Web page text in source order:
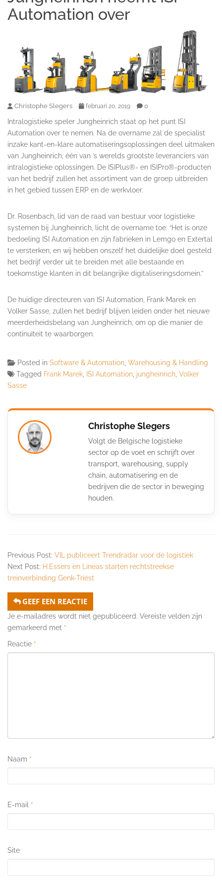
Automation over
Christophe Slegers februari 20, 2019 0
Intralogistieke speler Jungheinrich staat op het punt ISI
Automation over te nemen. Na de overname zal de specialist
inzake kant-en-klare automatiseringsoplossingen deel uitmaken
van Jungheinrich, één van ’s werelds grootste leveranciers van
intralogistieke oplossingen. De ISIPlus®- en ISIPro®-producten
van het bedrijf zullen het assortiment van de groep uitbreiden
in het gebied tussen ERP en de werkvloer.
Dr. Rosenbach, lid van de raad van bestuur voor logistieke
systemen bij Jungheinrich, licht de overname toe: “Het is onze
bedoeling ISI Automation en zijn fabrieken in Lemgo en Extertal
te versterken, en wij hebben onszelf het duidelijke doel gesteld
het bedrijf verder uit te breiden met alle bestaande en
toekomstige klanten in dit belangrijke digitaliseringsdomein.”
De huidige directeuren van ISI Automation, Frank Marek en
Volker Sasse, zullen het bedrijf blijven leiden onder het nieuwe
meerderheidsbelang van Jungheinrich, om op die manier de
continuïteit te waarborgen.
Posted in Software & Automation Warehousing & Handling
Tagged Frank Marek ISI Automation jungheinrich Volker
Sasse
Christophe Slegers
Volgt de Belgische logistieke
sector op de voet en schrijft over
transport, warehousing, supply
chain, automatisering en de
bedrijven die de sector in beweging
houden.
Previous Post: VIL publiceert Trendradar voor de logistiek
Next Post: H.Essers en Lineas starten rechtstreekse
treinverbinding Genk-Triëst
GEEF EEN REACTIE
Je e-mailadres wordt niet gepubliceerd. Vereiste velden zijn
gemarkeerd met *
Reactie *
Naam *
E-mail *
Site